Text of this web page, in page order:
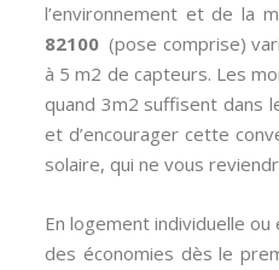
l’environnement et de la
82100 (pose comprise)
à 5 m2 de capteurs. Les
quand 3m2 suffisent dans
et d’encourager cette
solaire, qui ne vous
En logement individuelle
des économies dès le